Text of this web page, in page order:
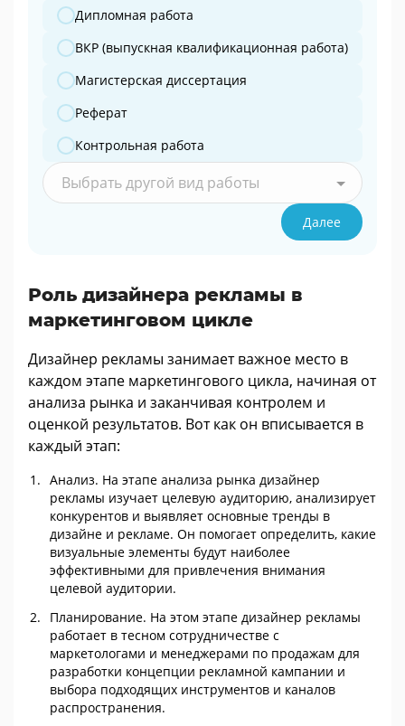
Дипломная работа
ВКР (выпускная квалификационная работа)
Магистерская диссертация
Реферат
Контрольная работа
Выбрать другой вид работы
Далее
Роль дизайнера рекламы в
маркетинговом цикле
Дизайнер рекламы занимает важное место в
каждом этапе маркетингового цикла, начиная от
анализа рынка и заканчивая контролем и
оценкой результатов. Вот как он вписывается в
каждый этап:
Анализ. На этапе анализа рынка дизайнер
рекламы изучает целевую аудиторию, анализирует
конкурентов и выявляет основные тренды в
дизайне и рекламе. Он помогает определить, какие
визуальные элементы будут наиболее
эффективными для привлечения внимания
целевой аудитории.
Планирование. На этом этапе дизайнер рекламы
работает в тесном сотрудничестве с
маркетологами и менеджерами по продажам для
разработки концепции рекламной кампании и
выбора подходящих инструментов и каналов
распространения.